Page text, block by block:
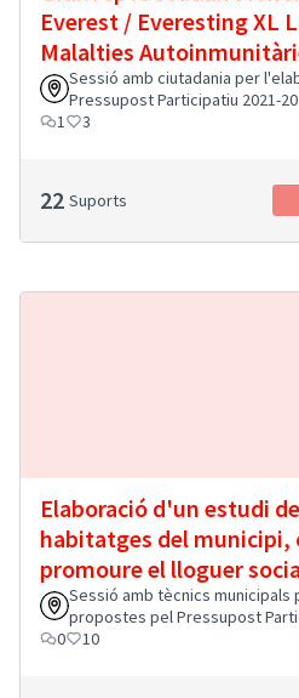
Everest / Everesting XL
Malalties
Sessió amb ciutadania per
Pressupost Participatiu 2021-
1
3
22 Suports
Elaboració d'un estudi
habitatges del municipi,
promoure el lloguer
Sessió amb tècnics municipals
propostes pel Pressupost
0
10